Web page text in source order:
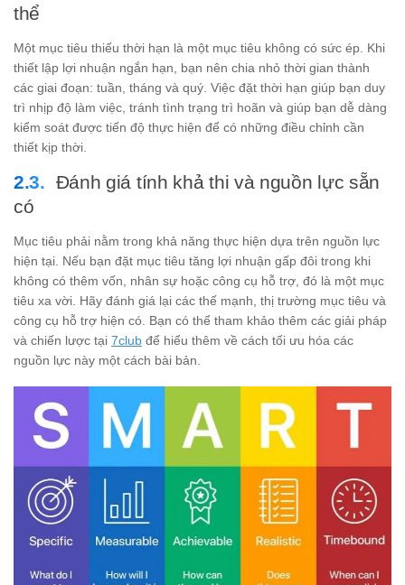
thể
Một mục tiêu thiếu thời hạn là một mục tiêu không có sức ép. Khi
thiết lập lợi nhuận ngắn hạn, bạn nên chia nhỏ thời gian thành
các giai đoạn: tuần, tháng và quý. Việc đặt thời hạn giúp bạn duy
trì nhịp độ làm việc, tránh tình trạng trì hoãn và giúp bạn dễ dàng
kiểm soát được tiến độ thực hiện để có những điều chỉnh cần
thiết kịp thời.
Đánh giá tính khả thi và nguồn lực sẵn
có
Mục tiêu phải nằm trong khả năng thực hiện dựa trên nguồn lực
hiện tại. Nếu bạn đặt mục tiêu tăng lợi nhuận gấp đôi trong khi
không có thêm vốn, nhân sự hoặc công cụ hỗ trợ, đó là một mục
tiêu xa vời. Hãy đánh giá lại các thế mạnh, thị trường mục tiêu và
công cụ hỗ trợ hiện có. Bạn có thể tham khảo thêm các giải pháp
và chiến lược tại 7club để hiểu thêm về cách tối ưu hóa các
nguồn lực này một cách bài bản.